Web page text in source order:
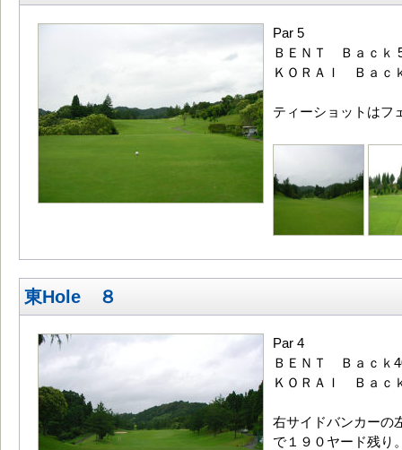
Par 5
ＢＥＮＴ Ｂａｃｋ
ＫＯＲＡＩ Ｂａｃ
ティーショットはフ
東Hole ８
Par 4
ＢＥＮＴ Ｂａｃｋ
ＫＯＲＡＩ Ｂａｃ
右サイドバンカーの
で１９０ヤード残り